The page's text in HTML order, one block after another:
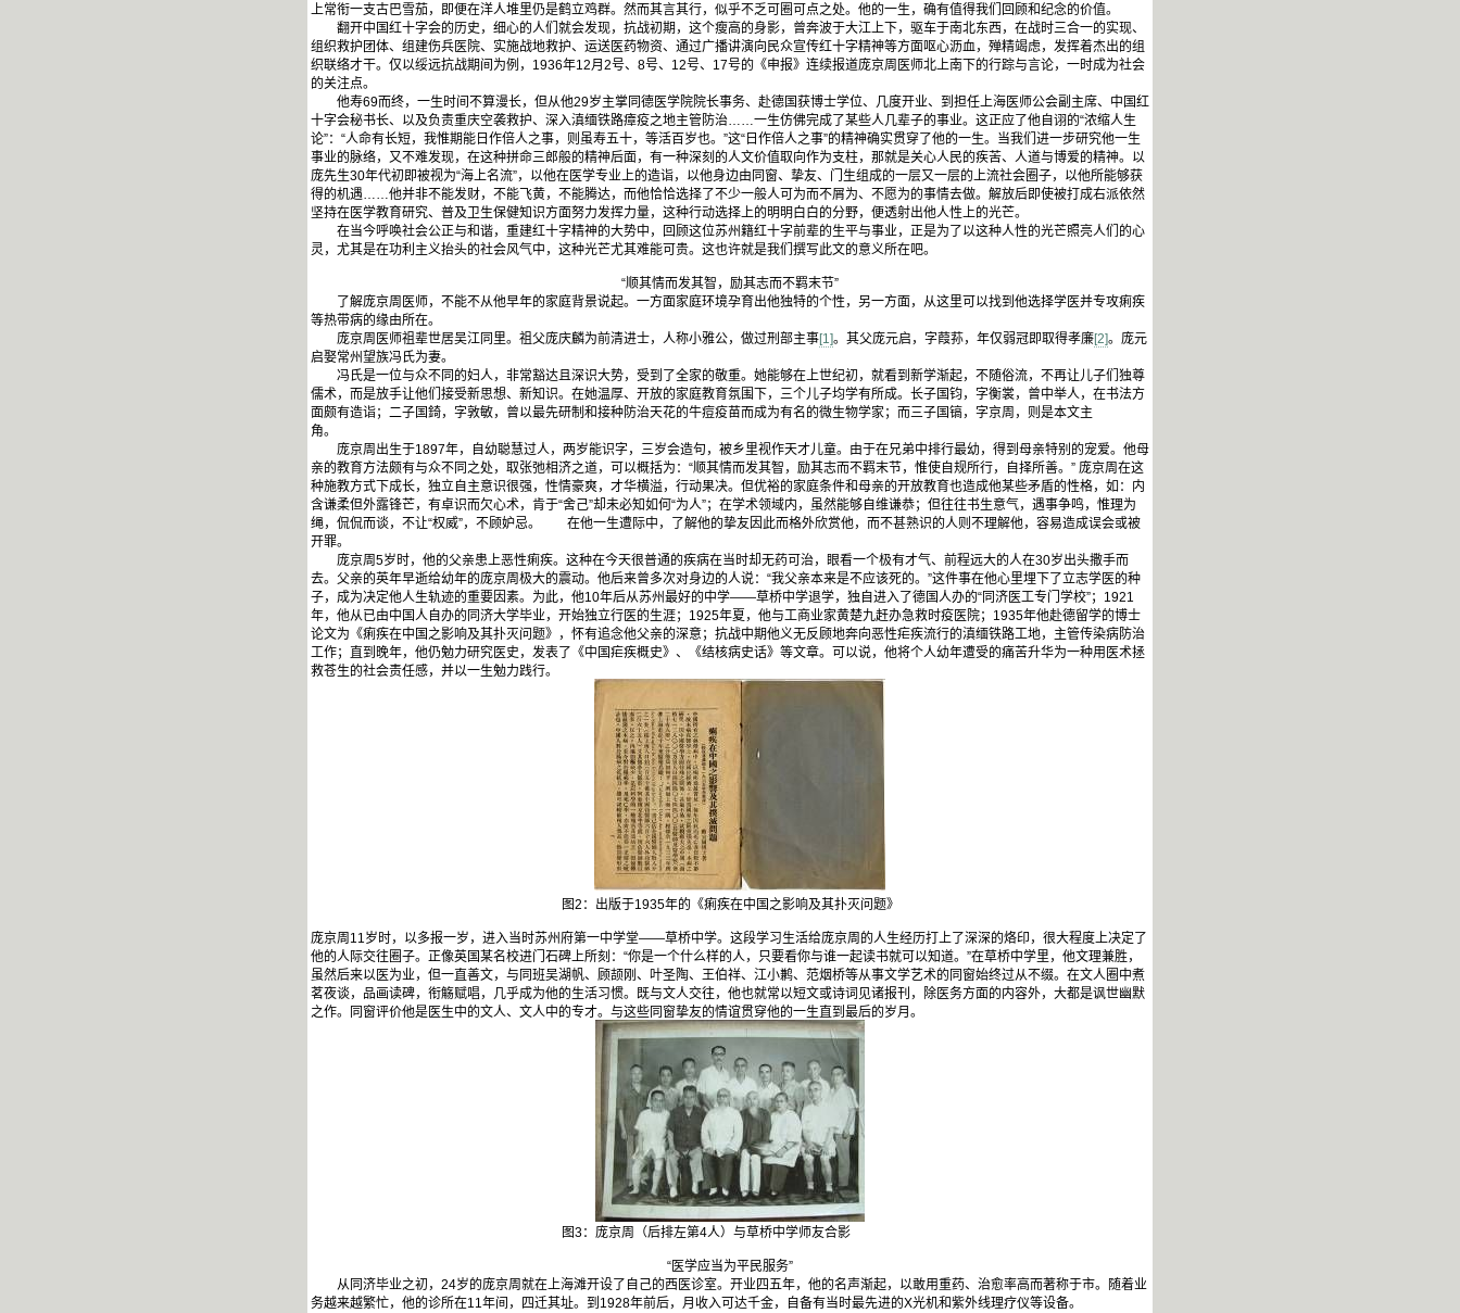
上常衔一支古巴雪茄，即便在洋人堆里仍是鹤立鸡群。然而其言其行，似乎不乏可圈可点之处。他的一生，确有值得我们回顾和纪念的价值。
翻开中国红十字会的历史，细心的人们就会发现，抗战初期，这个瘦高的身影，曾奔波于大江上下，驱车于南北东西，在战时三合一的实现、
组织救护团体、组建伤兵医院、实施战地救护、运送医药物资、通过广播讲演向民众宣传红十字精神等方面呕心沥血，殚精竭虑，发挥着杰出的组
织联络才干。仅以绥远抗战期间为例，1936年12月2号、8号、12号、17号的《申报》连续报道庞京周医师北上南下的行踪与言论，一时成为社会
的关注点。
他寿69而终，一生时间不算漫长，但从他29岁主掌同德医学院院长事务、赴德国获博士学位、几度开业、到担任上海医师公会副主席、中国红
十字会秘书长、以及负责重庆空袭救护、深入滇缅铁路瘴疫之地主管防治……一生仿佛完成了某些人几辈子的事业。这正应了他自诩的“浓缩人生
论”：“人命有长短，我惟期能日作倍人之事，则虽寿五十，等活百岁也。”这“日作倍人之事”的精神确实贯穿了他的一生。当我们进一步研究他一生
事业的脉络，又不难发现，在这种拼命三郎般的精神后面，有一种深刻的人文价值取向作为支柱，那就是关心人民的疾苦、人道与博爱的精神。以
庞先生30年代初即被视为“海上名流”，以他在医学专业上的造诣，以他身边由同窗、挚友、门生组成的一层又一层的上流社会圈子，以他所能够获
得的机遇……他并非不能发财，不能飞黄，不能腾达，而他恰恰选择了不少一般人可为而不屑为、不愿为的事情去做。解放后即使被打成右派依然
坚持在医学教育研究、普及卫生保健知识方面努力发挥力量，这种行动选择上的明明白白的分野，便透射出他人性上的光芒。
在当今呼唤社会公正与和谐，重建红十字精神的大势中，回顾这位苏州籍红十字前辈的生平与事业，正是为了以这种人性的光芒照亮人们的心
灵，尤其是在功利主义抬头的社会风气中，这种光芒尤其难能可贵。这也许就是我们撰写此文的意义所在吧。
“顺其情而发其智，励其志而不羁末节”
了解庞京周医师，不能不从他早年的家庭背景说起。一方面家庭环境孕育出他独特的个性，另一方面，从这里可以找到他选择学医并专攻痢疾
等热带病的缘由所在。
庞京周医师祖辈世居吴江同里。祖父庞庆麟为前清进士，人称小雅公，做过刑部主事[1]。其父庞元启，字葭荪，年仅弱冠即取得孝廉[2]。庞元
启娶常州望族冯氏为妻。
冯氏是一位与众不同的妇人，非常豁达且深识大势，受到了全家的敬重。她能够在上世纪初，就看到新学渐起，不随俗流，不再让儿子们独尊
儒术，而是放手让他们接受新思想、新知识。在她温厚、开放的家庭教育氛围下，三个儿子均学有所成。长子国钧，字衡裳，曾中举人，在书法方
面颇有造诣；二子国錡，字敦敏，曾以最先研制和接种防治天花的牛痘疫苗而成为有名的微生物学家；而三子国镐，字京周，则是本文主
角。
庞京周出生于1897年，自幼聪慧过人，两岁能识字，三岁会造句，被乡里视作天才儿童。由于在兄弟中排行最幼，得到母亲特别的宠爱。他母
亲的教育方法颇有与众不同之处，取张弛相济之道，可以概括为：“顺其情而发其智，励其志而不羁末节，惟使自规所行，自择所善。” 庞京周在这
种施教方式下成长，独立自主意识很强，性情豪爽，才华横溢，行动果决。但优裕的家庭条件和母亲的开放教育也造成他某些矛盾的性格，如：内
含谦柔但外露锋芒，有卓识而欠心术，肯于“舍己”却未必知如何“为人”；在学术领域内，虽然能够自维谦恭；但往往书生意气，遇事争鸣，惟理为
绳，侃侃而谈，不让“权威”，不顾妒忌。 在他一生遭际中，了解他的挚友因此而格外欣赏他，而不甚熟识的人则不理解他，容易造成误会或被
开罪。
庞京周5岁时，他的父亲患上恶性痢疾。这种在今天很普通的疾病在当时却无药可治，眼看一个极有才气、前程远大的人在30岁出头撒手而
去。父亲的英年早逝给幼年的庞京周极大的震动。他后来曾多次对身边的人说：“我父亲本来是不应该死的。”这件事在他心里埋下了立志学医的种
子，成为决定他人生轨迹的重要因素。为此，他10年后从苏州最好的中学——草桥中学退学，独自进入了德国人办的“同济医工专门学校”；1921
年，他从已由中国人自办的同济大学毕业，开始独立行医的生涯；1925年夏，他与工商业家黄楚九赶办急救时疫医院；1935年他赴德留学的博士
论文为《痢疾在中国之影响及其扑灭问题》，怀有追念他父亲的深意；抗战中期他义无反顾地奔向恶性疟疾流行的滇缅铁路工地，主管传染病防治
工作；直到晚年，他仍勉力研究医史，发表了《中国疟疾概史》、《结核病史话》等文章。可以说，他将个人幼年遭受的痛苦升华为一种用医术拯
救苍生的社会责任感，并以一生勉力践行。
图2：出版于1935年的《痢疾在中国之影响及其扑灭问题》
庞京周11岁时，以多报一岁，进入当时苏州府第一中学堂——草桥中学。这段学习生活给庞京周的人生经历打上了深深的烙印，很大程度上决定了
他的人际交往圈子。正像英国某名校进门石碑上所刻：“你是一个什么样的人，只要看你与谁一起读书就可以知道。”在草桥中学里，他文理兼胜，
虽然后来以医为业，但一直善文，与同班吴湖帆、顾颉刚、叶圣陶、王伯祥、江小鹣、范烟桥等从事文学艺术的同窗始终过从不缀。在文人圈中煮
茗夜谈，品画读碑，衔觞赋唱，几乎成为他的生活习惯。既与文人交往，他也就常以短文或诗词见诸报刊，除医务方面的内容外，大都是讽世幽默
之作。同窗评价他是医生中的文人、文人中的专才。与这些同窗挚友的情谊贯穿他的一生直到最后的岁月。
图3：庞京周（后排左第4人）与草桥中学师友合影
“医学应当为平民服务”
从同济毕业之初，24岁的庞京周就在上海滩开设了自己的西医诊室。开业四五年，他的名声渐起，以敢用重药、治愈率高而著称于市。随着业
务越来越繁忙，他的诊所在11年间，四迁其址。到1928年前后，月收入可达千金，自备有当时最先进的X光机和紫外线理疗仪等设备。